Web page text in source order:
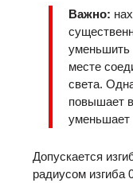
Важно:
уменьшить
месте
света.
повышает
уменьшает
Допускается
радиусом изгиба